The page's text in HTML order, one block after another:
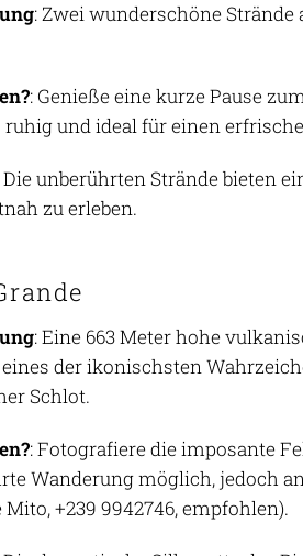
: Zwei wunderschöne
: Genieße eine kurze Pause
ruhig und ideal für einen
Die unberührten Strände bieten
zu erleben.
: Eine 663 Meter hohe
der ikonischsten
Schlot.
: Fotografiere die imposante
Wanderung möglich, jedoch
Mito, +239 9942746, empfohlen).